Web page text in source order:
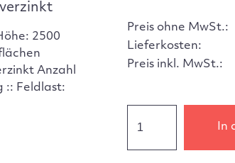
2500
Anzahl
:: Feldlast:
Preis ohne MwSt.:
Lieferkosten:
Preis inkl. MwSt.:
In